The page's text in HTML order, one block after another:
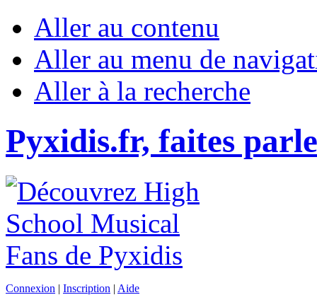
Aller au contenu
Aller au menu de
Aller à la recherche
Pyxidis.fr, faites
Connexion | Inscription | Aide